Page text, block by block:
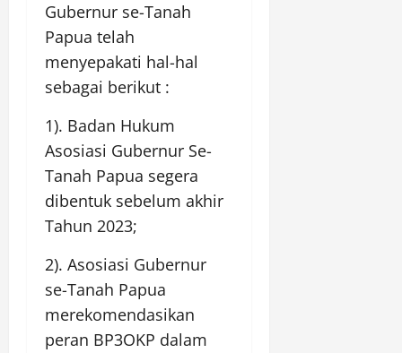
Gubernur se-Tanah
Papua telah
menyepakati hal-hal
sebagai berikut :
1). Badan Hukum
Asosiasi Gubernur Se-
Tanah Papua segera
dibentuk sebelum akhir
Tahun 2023;
2). Asosiasi Gubernur
se-Tanah Papua
merekomendasikan
peran BP3OKP dalam